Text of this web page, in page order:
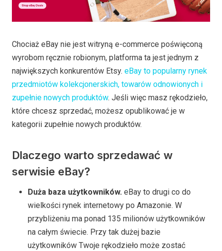
Chociaż eBay nie jest witryną e-commerce poświęconą
wyrobom ręcznie robionym, platforma ta jest jednym z
największych konkurentów Etsy. eBay to popularny rynek
przedmiotów kolekcjonerskich, towarów odnowionych i
zupełnie nowych produktów. Jeśli więc masz rękodzieło,
które chcesz sprzedać, możesz opublikować je w
kategorii zupełnie nowych produktów.
Dlaczego warto sprzedawać w
serwisie eBay?
Duża baza użytkowników. eBay to drugi co do
wielkości rynek internetowy po Amazonie. W
przybliżeniu ma ponad 135 milionów użytkowników
na całym świecie. Przy tak dużej bazie
użytkowników Twoje rękodzieło może zostać